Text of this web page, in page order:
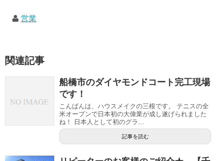
営業
関連記事
船橋市のダイヤモンドコート完工現場
です！
こんばんは、ハウスメイクの三根です。 テニスの全
米オープンで日本初の大偉業が成し遂げられました
ね！ 日本人として初のグラ...
記事を読む